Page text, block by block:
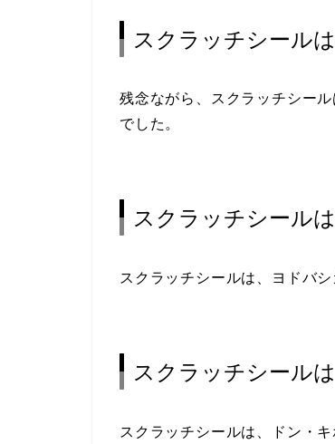
スクラッチシール
残念ながら、スクラッチシー
でした。
スクラッチシール
スクラッチシールは、ヨドバ
スクラッチシール
スクラッチシールは、ドン・